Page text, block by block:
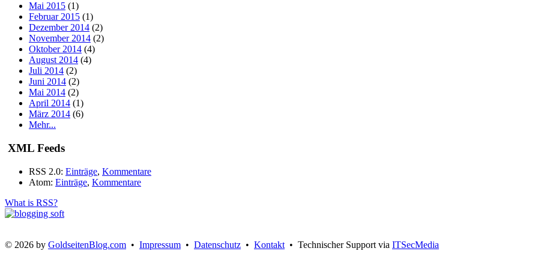
Mai 2015 (1)
Februar 2015 (1)
Dezember 2014 (2)
November 2014 (2)
Oktober 2014 (4)
August 2014 (4)
Juli 2014 (2)
Juni 2014 (2)
Mai 2014 (2)
April 2014 (1)
März 2014 (6)
Mehr...
XML Feeds
RSS 2.0: Einträge, Kommentare
Atom: Einträge, Kommentare
What is RSS?
© 2026 by GoldseitenBlog.com • Impressum • Datenschutz • Kontakt • Technischer Support via ITSecMedia